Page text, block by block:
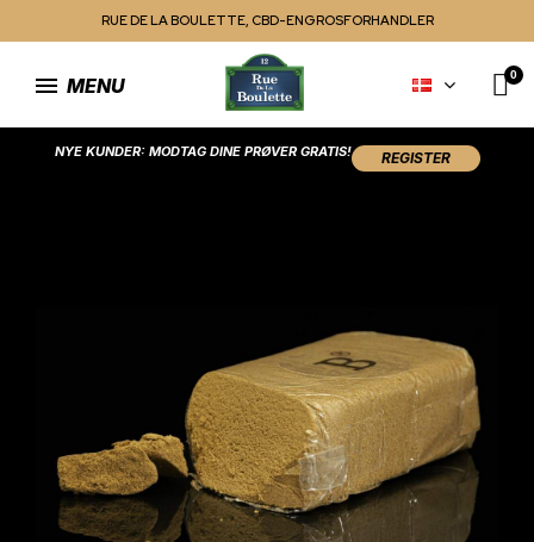
RUE DE LA BOULETTE, CBD-ENGROSFORHANDLER
MENU
NYE KUNDER: MODTAG DINE PRØVER GRATIS! REGISTER